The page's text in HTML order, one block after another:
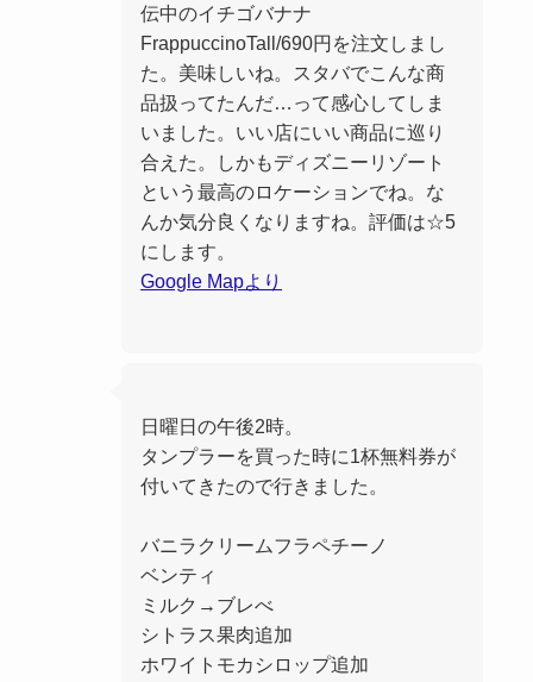
伝中のイチゴバナナ
FrappuccinoTall/690円を注文しまし
た。美味しいね。スタバでこんな商
品扱ってたんだ…って感心してしま
いました。いい店にいい商品に巡り
合えた。しかもディズニーリゾート
という最高のロケーションでね。な
んか気分良くなりますね。評価は☆5
にします。
Google Mapより
日曜日の午後2時。
タンプラーを買った時に1杯無料券が
付いてきたので行きました。
バニラクリームフラペチーノ
ベンティ
ミルク→ブレべ
シトラス果肉追加
ホワイトモカシロップ追加